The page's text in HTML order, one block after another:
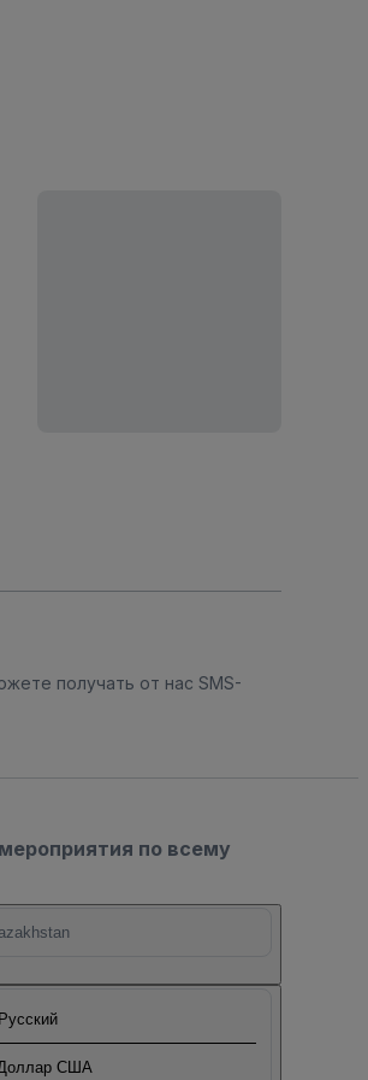
получать от нас SMS-
по всему
Русский
США